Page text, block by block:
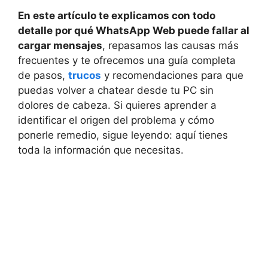
En este artículo te explicamos con todo
detalle por qué WhatsApp Web puede fallar al
cargar mensajes, repasamos las causas más
frecuentes y te ofrecemos una guía completa
de pasos, trucos y recomendaciones para que
puedas volver a chatear desde tu PC sin
dolores de cabeza. Si quieres aprender a
identificar el origen del problema y cómo
ponerle remedio, sigue leyendo: aquí tienes
toda la información que necesitas.